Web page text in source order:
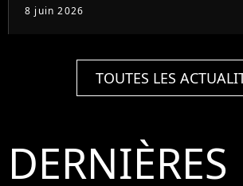
8 juin 2026
TOUTES LES
DERNIÈRES